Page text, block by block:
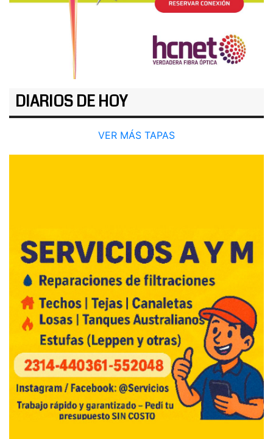
DIARIOS DE HOY
VER MÁS TAPAS